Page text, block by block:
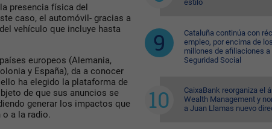
presencia física del
caso, el automóvil- gracias a
vehículo que incluye hasta
europeos (Alemania,
y España), da a conocer
ha elegido la plataforma de
de que sus anuncios se
generar los impactos que
a la radio.
estilo
Cataluña continúa con
empleo, por encima de
millones de afiliaciones a
Seguridad Social
CaixaBank reorganiza el
Wealth Management y
a Juan Llamas nuevo